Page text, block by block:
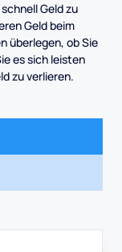
Geld zu
Geld beim
überlegen, ob Sie
es sich leisten
zu verlieren.